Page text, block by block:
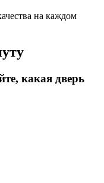
на каждом
какая дверь